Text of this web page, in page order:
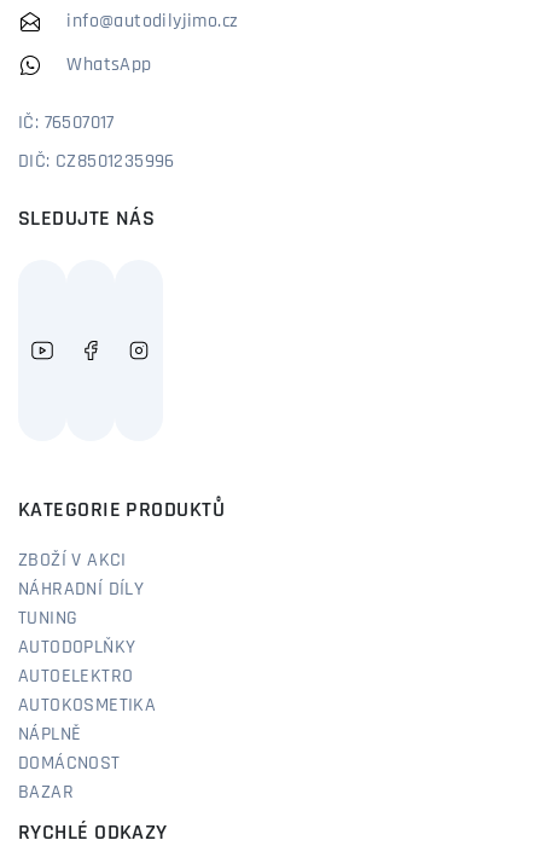
info@autodilyjimo.cz
WhatsApp
IČ: 76507017
DIČ: CZ8501235996
SLEDUJTE NÁS
KATEGORIE PRODUKTŮ
ZBOŽÍ V AKCI
NÁHRADNÍ DÍLY
TUNING
AUTODOPLŇKY
AUTOELEKTRO
AUTOKOSMETIKA
NÁPLNĚ
DOMÁCNOST
BAZAR
RYCHLÉ ODKAZY